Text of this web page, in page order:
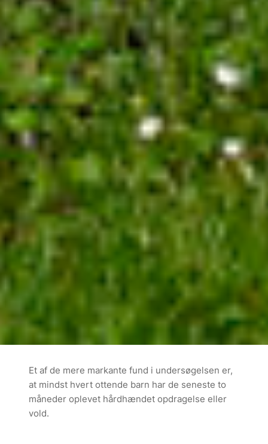
Et af de mere markante fund i undersøgelsen er,
at mindst hvert ottende barn har de seneste to
måneder oplevet hårdhændet opdragelse eller
vold.